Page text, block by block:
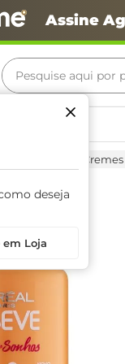
Assine
deseja
em Loja
Pesquise aqui por
Termos mais
café
biscoito
azeite
arroz
iogurte